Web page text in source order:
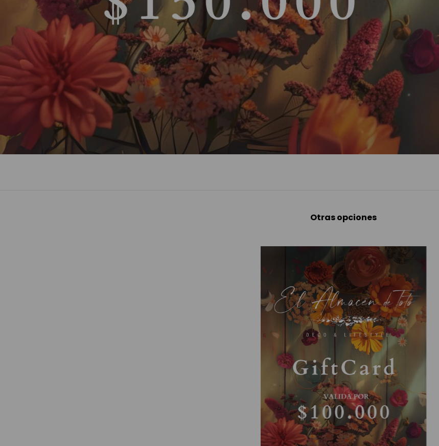
Otras opciones